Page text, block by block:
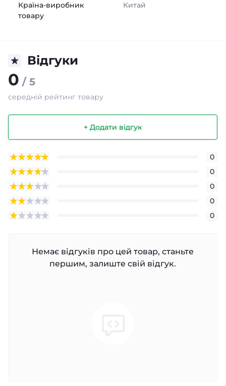
Країна-виробник
товару
Китай
Відгуки
0 / 5
середній рейтинг товару
+ Додати відгук
0
0
0
0
0
Немає відгуків про цей товар, станьте
першим, залиште свій відгук.